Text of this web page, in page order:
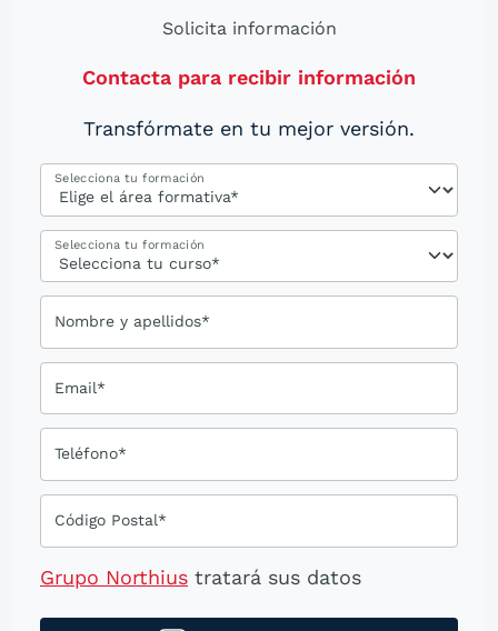
Solicita información
Contacta para recibir información
Transfórmate en tu mejor versión.
Selecciona tu formación
Selecciona tu formación
Nombre y apellidos*
Email*
Teléfono*
Código Postal*
Grupo Northius tratará sus datos